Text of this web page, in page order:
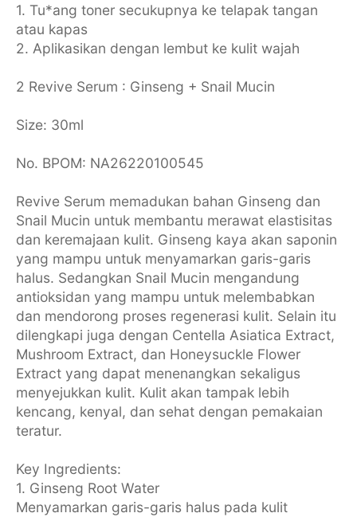
1. Tu*ang toner secukupnya ke telapak tangan
atau kapas
2. Aplikasikan dengan lembut ke kulit wajah
2 Revive Serum : Ginseng + Snail Mucin
Size: 30ml
No. BPOM: NA26220100545
Revive Serum memadukan bahan Ginseng dan
Snail Mucin untuk membantu merawat elastisitas
dan keremajaan kulit. Ginseng kaya akan saponin
yang mampu untuk menyamarkan garis-garis
halus. Sedangkan Snail Mucin mengandung
antioksidan yang mampu untuk melembabkan
dan mendorong proses regenerasi kulit. Selain itu
dilengkapi juga dengan Centella Asiatica Extract,
Mushroom Extract, dan Honeysuckle Flower
Extract yang dapat menenangkan sekaligus
menyejukkan kulit. Kulit akan tampak lebih
kencang, kenyal, dan sehat dengan pemakaian
teratur.
Key Ingredients:
1. Ginseng Root Water
Menyamarkan garis-garis halus pada kulit